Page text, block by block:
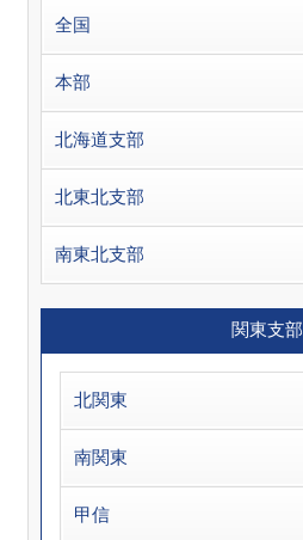
全国
本部
北海道支部
北東北支部
南東北支部
関東支部
北関東
南関東
甲信